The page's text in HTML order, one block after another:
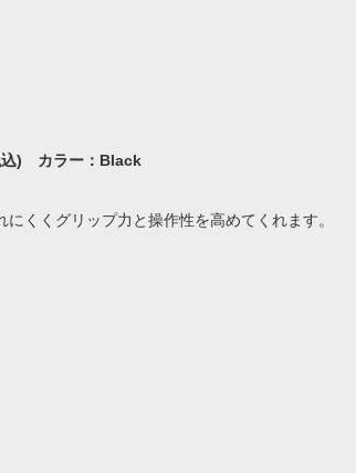
) カラー：Black
くくグリップ力と操作性を高めてくれます。